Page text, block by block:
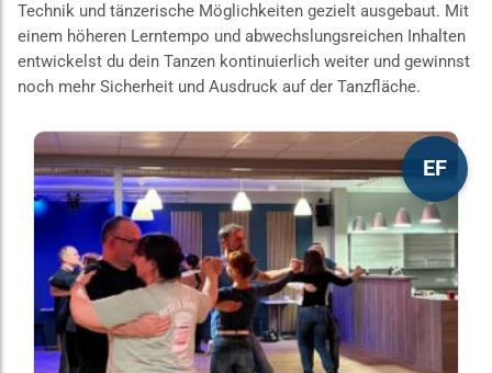
Technik und tänzerische Möglichkeiten gezielt ausgebaut. Mit
einem höheren Lerntempo und abwechslungsreichen Inhalten
entwickelst du dein Tanzen kontinuierlich weiter und gewinnst
noch mehr Sicherheit und Ausdruck auf der Tanzfläche.
EF
Dieses
Produkt
weist
mehrere
Varianten
auf.
Die
Optionen
können